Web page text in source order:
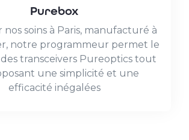
Purebox
nos soins à Paris, manufacturé à
notre programmeur permet le
transceivers Pureoptics tout
une simplicité et une
efficacité inégalées